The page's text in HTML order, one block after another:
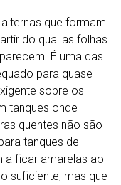
que formam
do qual as folhas
É uma das
para quase
sobre os
tanques onde
quentes não são
tanques de
a ficar amarelas ao
suficiente, mas que